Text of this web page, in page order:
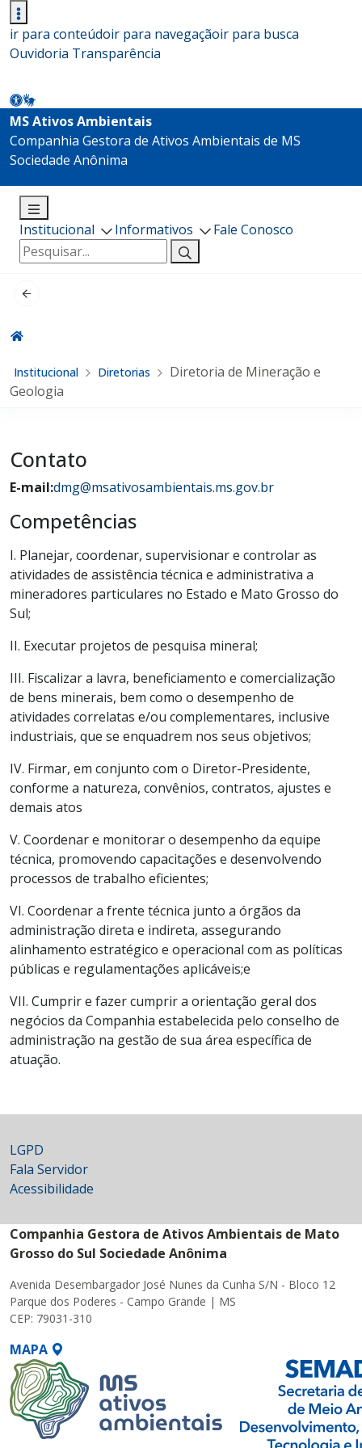
ir para conteúdoir para navegaçãoir para busca
Ouvidoria Transparência
MS Ativos Ambientais
Companhia Gestora de Ativos Ambientais de MS
Sociedade Anônima
Institucional Informativos
Fale Conosco
Pesquisar
por:
Institucional Diretorias
Diretoria de Mineração e
Geologia
Contato
E-mail:dmg@msativosambientais.ms.gov.br
Competências
I. Planejar, coordenar, supervisionar e controlar as
atividades de assistência técnica e administrativa a
mineradores particulares no Estado e Mato Grosso do
Sul;
II. Executar projetos de pesquisa mineral;
III. Fiscalizar a lavra, beneficiamento e comercialização
de bens minerais, bem como o desempenho de
atividades correlatas e/ou complementares, inclusive
industriais, que se enquadrem nos seus objetivos;
IV. Firmar, em conjunto com o Diretor-Presidente,
conforme a natureza, convênios, contratos, ajustes e
demais atos
V. Coordenar e monitorar o desempenho da equipe
técnica, promovendo capacitações e desenvolvendo
processos de trabalho eficientes;
VI. Coordenar a frente técnica junto a órgãos da
administração direta e indireta, assegurando
alinhamento estratégico e operacional com as políticas
públicas e regulamentações aplicáveis;e
VII. Cumprir e fazer cumprir a orientação geral dos
negócios da Companhia estabelecida pelo conselho de
administração na gestão de sua área específica de
atuação.
LGPD
Fala Servidor
Acessibilidade
Companhia Gestora de Ativos Ambientais de Mato
Grosso do Sul Sociedade Anônima
Avenida Desembargador José Nunes da Cunha S/N - Bloco 12
Parque dos Poderes - Campo Grande | MS
CEP: 79031-310
MAPA